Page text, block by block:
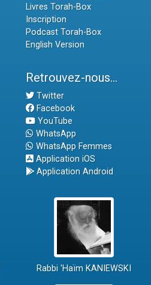
Livres Torah-Box
Inscription
Podcast Torah-Box
English Version
Retrouvez-nous...
Twitter
Facebook
YouTube
WhatsApp
WhatsApp Femmes
Application iOS
Application Android
Rabbi 'Haïm KANIEWSKI